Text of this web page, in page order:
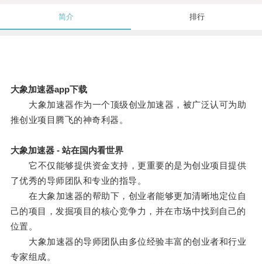
简介 排行
大象加速器app下载
大象加速器作为一个顶级创业加速器，被广泛认可为助
推创业项目腾飞的神奇利器。
大象加速器 - 站在国内看世界
它不仅能够提供资金支持，更重要的是为创业项目提供
了优秀的导师团队和专业的指导。
在大象加速器的帮助下，创业者能够更加清晰地定位自
己的项目，发掘项目的核心竞争力，并在市场中找到自己的
位置。
大象加速器的导师团队由多位经验丰富的创业者和行业
专家组成。